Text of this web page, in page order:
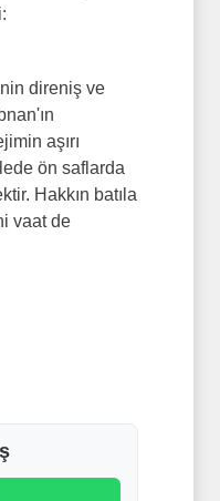
direniş ve
aşırı
ön saflarda
Hakkın batıla
vaat de